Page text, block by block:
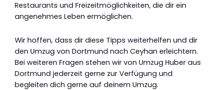
Restaurants und Freizeitmöglichkeiten, die dir ein
angenehmes Leben ermöglichen.
Wir hoffen, dass dir diese Tipps weiterhelfen und dir
den Umzug von Dortmund nach Ceyhan erleichtern.
Bei weiteren Fragen stehen wir von Umzug Huber aus
Dortmund jederzeit gerne zur Verfügung und
begleiten dich gerne auf deinem Umzug.